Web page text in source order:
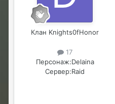
Клан Knights0fHonor
17
Персонаж:Delaina
Сервер:Raid